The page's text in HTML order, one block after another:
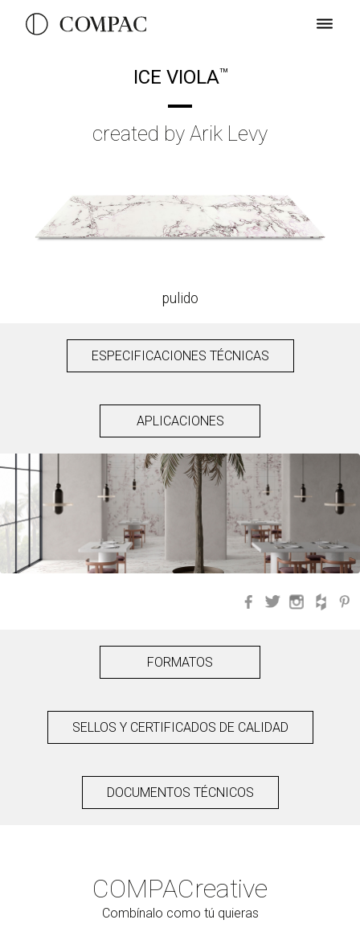
ICE VIOLATM
created by Arik Levy
pulido
ESPECIFICACIONES TÉCNICAS
APLICACIONES
Facebook
Twitter
FORMATOS
SELLOS Y CERTIFICADOS DE CALIDAD
DOCUMENTOS TÉCNICOS
COMPACreative
Combínalo como tú quieras